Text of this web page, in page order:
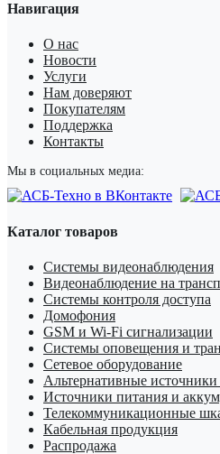
Навигация
О нас
Новости
Услуги
Нам доверяют
Покупателям
Поддержка
Контакты
Мы в социальных медиа:
Каталог товаров
Системы видеонаблюдения
Видеонаблюдение на
Системы контроля доступа
Домофония
GSM и Wi-Fi сигнализации
Системы оповещения и
Сетевое оборудование
Альтернативные источники
Источники питания и
Телекоммуникационные
Кабельная продукция
Распродажа